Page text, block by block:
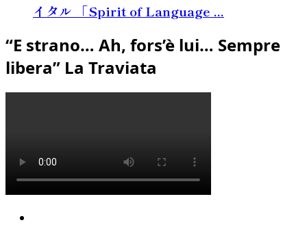
イタル 「Spirit of Language ...
“E strano… Ah, fors’è lui… Sempre
libera” La Traviata